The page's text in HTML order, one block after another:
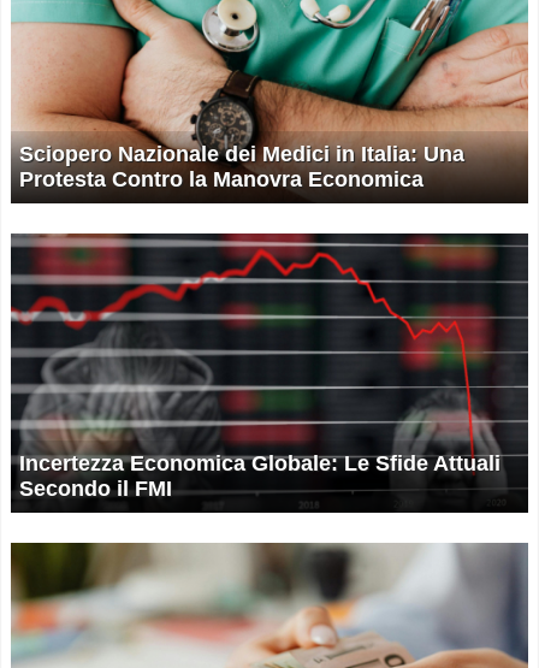
Sciopero Nazionale dei Medici in Italia: Una
Protesta Contro la Manovra Economica
Incertezza Economica Globale: Le Sfide Attuali
Secondo il FMI